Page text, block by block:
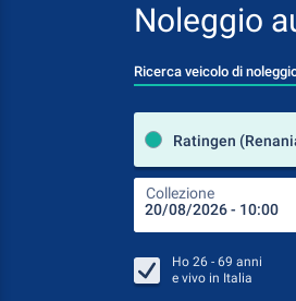
Noleggio
Ricerca veicolo di
Collezione
Ho 26 - 69 anni
e vivo in Italia